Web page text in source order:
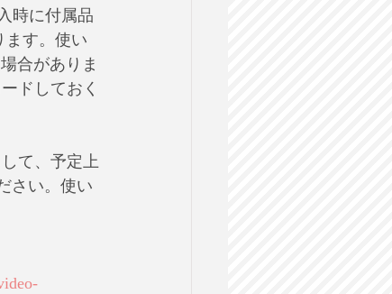
時に付属品
ます。使い
合がありま
ドしておく
て、予定上
さい。使い